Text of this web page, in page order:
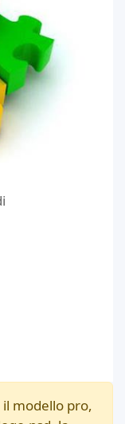
modello pro,